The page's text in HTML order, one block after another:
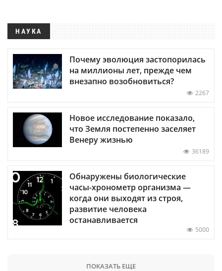
НАУКА
Почему эволюция застопорилась
на миллионы лет, прежде чем
внезапно возобновиться?
2267
Новое исследование показало,
что Земля постепенно заселяет
Венеру жизнью
36189
Обнаружены биологические
часы-хронометр организма —
когда они выходят из строя,
развитие человека
останавливается
5000
ПОКАЗАТЬ ЕЩЕ